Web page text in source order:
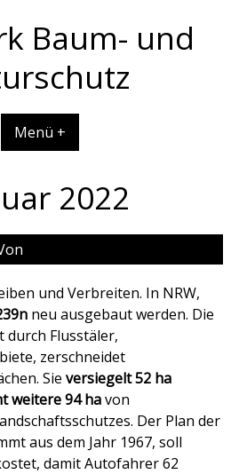
Baum- und
Menü +
2022
und Verbreiten. In NRW,
neu ausgebaut werden. Die
Flusstäler,
zerschneidet
Sie versiegelt 52 ha
weitere 94 havon
Der Plan der
aus dem Jahr 1967, soll
damit Autofahrer 62